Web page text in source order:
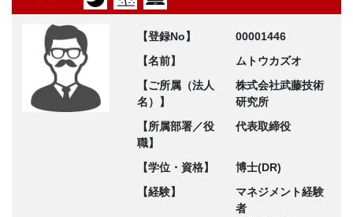
【登録No】
00001446
【名前】
ムトウカズオ
【ご所属（法人
名）】
株式会社武藤技術
研究所
【所属部署／役
職】
代表取締役
【学位・資格】
博士(DR)
【経験】
マネジメント経験
者